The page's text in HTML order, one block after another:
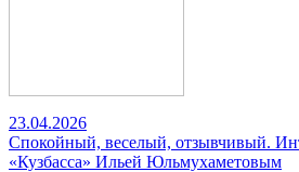
23.04.2026
Спокойный, веселый, отзывчивый.
«Кузбасса» Ильей Юльмухаметовым